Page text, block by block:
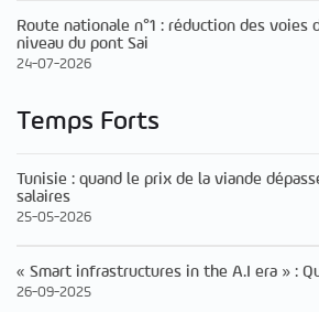
Route nationale n°1 : réduction des voies
niveau du pont Sai
24-07-2026
Temps Forts
Tunisie : quand le prix de la viande
salaires
25-05-2026
« Smart infrastructures in the A.I era » :
26-09-2025